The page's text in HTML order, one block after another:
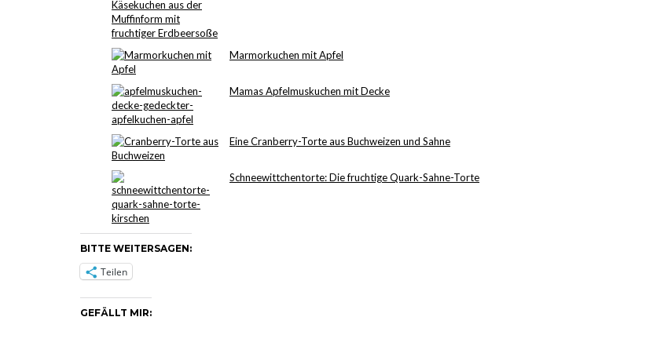
Marmorkuchen mit Apfel
Mamas Apfelmuskuchen mit Decke
Eine Cranberry-Torte aus Buchweizen und Sahne
Schneewittchentorte: Die fruchtige Quark-Sahne-Torte
BITTE WEITERSAGEN:
Teilen
GEFÄLLT MIR: